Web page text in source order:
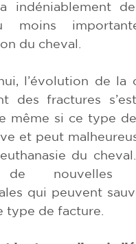
indéniablement
moins
du cheval.
l’évolution de la
des fractures
même si ce type
et peut
du
nouvelles
qui peuvent
type de facture.